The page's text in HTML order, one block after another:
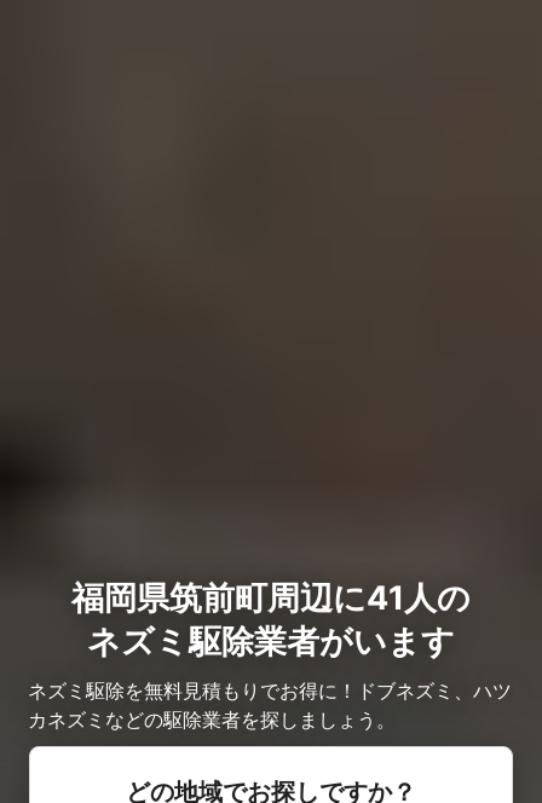
福岡県筑前町周辺に41人の
ネズミ駆除業者がいます
ネズミ駆除を無料見積もりでお得に！ドブネズミ、ハツ
カネズミなどの駆除業者を探しましょう。
どの地域でお探しですか？